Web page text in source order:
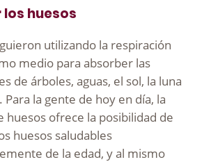
los huesos
utilizando la respiración
medio para absorber las
de árboles, aguas, el sol, la luna
Para la gente de hoy en día, la
huesos ofrece la posibilidad de
huesos saludables
de la edad, y al mismo